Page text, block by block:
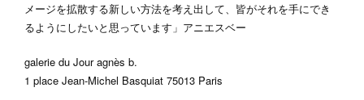
メージを拡散する新しい方法を考え出して、皆がそれを手にでき
るようにしたいと思っています」アニエスベー
galerie du Jour agnès b.
1 place Jean-Michel Basquiat 75013 Paris